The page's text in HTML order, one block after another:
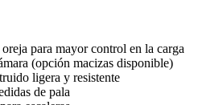
para mayor control en la carga
(opción macizas disponible)
ligera y resistente
de pala